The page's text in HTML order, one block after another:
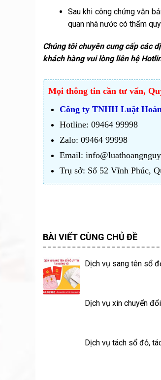
Sau khi công chứng văn
quan nhà nước có thẩm
Chúng tôi chuyên cung cấp các
khách hàng vui lòng liên hệ
Mọi thông tin cần tư vấn,
Công ty TNHH Luật
Hotline: 09464 99998
Zalo: 09464 99998
Email:
Trụ sở: Số 52 Vĩnh Phúc,
BÀI VIẾT CÙNG CHỦ ĐỀ
Dịch vụ sang tên sổ
Dịch vụ xin chuyển
Dịch vụ tách sổ đỏ,